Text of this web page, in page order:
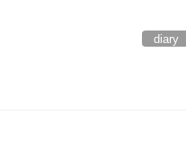
diary